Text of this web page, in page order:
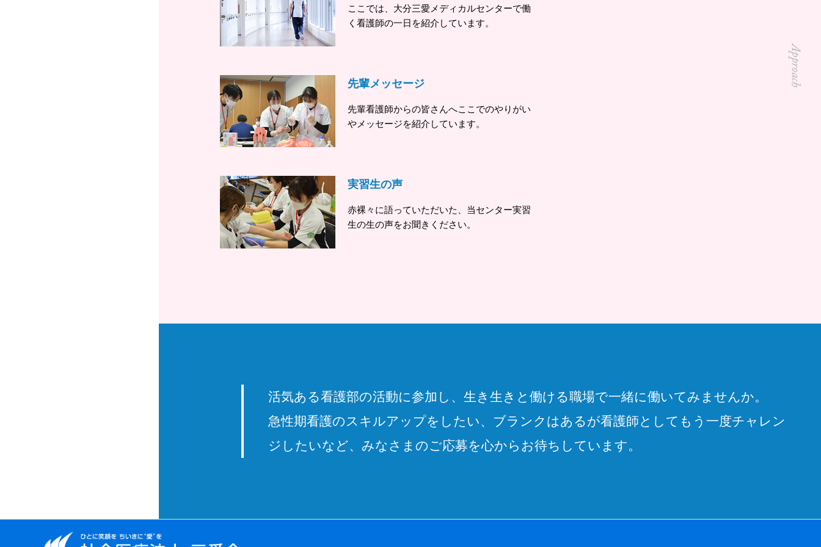
ここでは、大分三愛メディカルセンターで働
く看護師の一日を紹介しています。
先輩メッセージ
先輩看護師からの皆さんへここでのやりがい
やメッセージを紹介しています。
実習生の声
赤裸々に語っていただいた、当センター実習
生の生の声をお聞きください。
活気ある看護部の活動に参加し、生き生きと働ける職場で一緒に働いてみませんか。
急性期看護のスキルアップをしたい、ブランクはあるが看護師としてもう一度チャレン
ジしたいなど、みなさまのご応募を心からお待ちしています。